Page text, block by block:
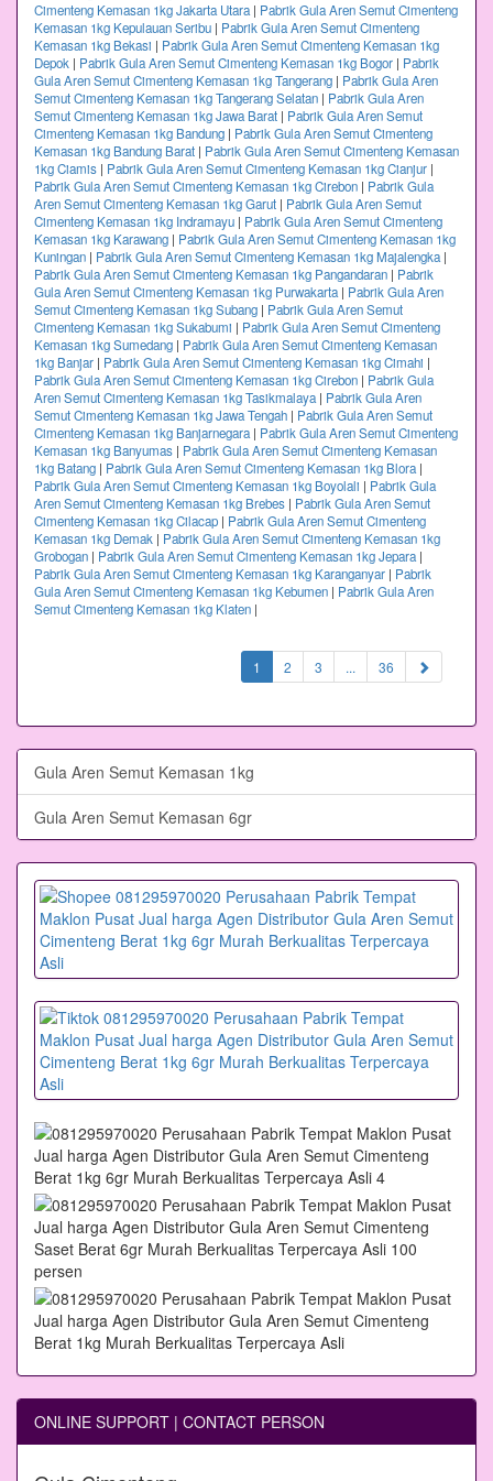
Cimenteng Kemasan 1kg Jakarta Utara | Pabrik Gula Aren Semut Cimenteng
Kemasan 1kg Kepulauan Seribu | Pabrik Gula Aren Semut Cimenteng
Kemasan 1kg Bekasi | Pabrik Gula Aren Semut Cimenteng Kemasan 1kg
Depok | Pabrik Gula Aren Semut Cimenteng Kemasan 1kg Bogor | Pabrik
Gula Aren Semut Cimenteng Kemasan 1kg Tangerang | Pabrik Gula Aren
Semut Cimenteng Kemasan 1kg Tangerang Selatan | Pabrik Gula Aren
Semut Cimenteng Kemasan 1kg Jawa Barat | Pabrik Gula Aren Semut
Cimenteng Kemasan 1kg Bandung | Pabrik Gula Aren Semut Cimenteng
Kemasan 1kg Bandung Barat | Pabrik Gula Aren Semut Cimenteng Kemasan
1kg Ciamis | Pabrik Gula Aren Semut Cimenteng Kemasan 1kg Cianjur |
Pabrik Gula Aren Semut Cimenteng Kemasan 1kg Cirebon | Pabrik Gula
Aren Semut Cimenteng Kemasan 1kg Garut | Pabrik Gula Aren Semut
Cimenteng Kemasan 1kg Indramayu | Pabrik Gula Aren Semut Cimenteng
Kemasan 1kg Karawang | Pabrik Gula Aren Semut Cimenteng Kemasan 1kg
Kuningan | Pabrik Gula Aren Semut Cimenteng Kemasan 1kg Majalengka |
Pabrik Gula Aren Semut Cimenteng Kemasan 1kg Pangandaran | Pabrik
Gula Aren Semut Cimenteng Kemasan 1kg Purwakarta | Pabrik Gula Aren
Semut Cimenteng Kemasan 1kg Subang | Pabrik Gula Aren Semut
Cimenteng Kemasan 1kg Sukabumi | Pabrik Gula Aren Semut Cimenteng
Kemasan 1kg Sumedang | Pabrik Gula Aren Semut Cimenteng Kemasan
1kg Banjar | Pabrik Gula Aren Semut Cimenteng Kemasan 1kg Cimahi |
Pabrik Gula Aren Semut Cimenteng Kemasan 1kg Cirebon | Pabrik Gula
Aren Semut Cimenteng Kemasan 1kg Tasikmalaya | Pabrik Gula Aren
Semut Cimenteng Kemasan 1kg Jawa Tengah | Pabrik Gula Aren Semut
Cimenteng Kemasan 1kg Banjarnegara | Pabrik Gula Aren Semut Cimenteng
Kemasan 1kg Banyumas | Pabrik Gula Aren Semut Cimenteng Kemasan
1kg Batang | Pabrik Gula Aren Semut Cimenteng Kemasan 1kg Blora |
Pabrik Gula Aren Semut Cimenteng Kemasan 1kg Boyolali | Pabrik Gula
Aren Semut Cimenteng Kemasan 1kg Brebes | Pabrik Gula Aren Semut
Cimenteng Kemasan 1kg Cilacap | Pabrik Gula Aren Semut Cimenteng
Kemasan 1kg Demak | Pabrik Gula Aren Semut Cimenteng Kemasan 1kg
Grobogan | Pabrik Gula Aren Semut Cimenteng Kemasan 1kg Jepara |
Pabrik Gula Aren Semut Cimenteng Kemasan 1kg Karanganyar | Pabrik
Gula Aren Semut Cimenteng Kemasan 1kg Kebumen | Pabrik Gula Aren
Semut Cimenteng Kemasan 1kg Klaten |
1 (current)
2 3 ... 36
Gula Aren Semut Kemasan 1kg
Gula Aren Semut Kemasan 6gr
ONLINE SUPPORT | CONTACT PERSON